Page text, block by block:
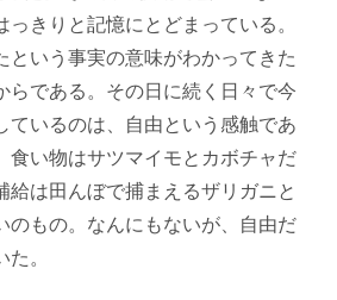
っきりと記憶にとどまっている。
という事実の意味がわかってきた
らである。その日に続く日々で今
ているのは、自由という感触であ
食い物はサツマイモとカボチャだ
給は田んぼで捕まえるザリガニと
のもの。なんにもないが、自由だ
。